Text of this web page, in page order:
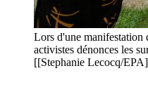
Lors d'une manifestation
activistes dénonces les
[[Stephanie Lecocq/